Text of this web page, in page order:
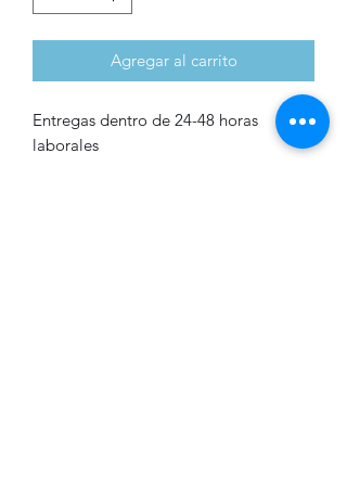
Agregar al carrito
Entregas dentro de 24-48 horas
laborales